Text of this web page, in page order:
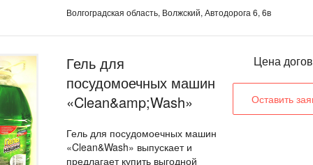
Волгоградская область, Волжский, Автодорога 6, 6в
Гель для
посудомоечных машин
«Clean&amp;Wash»
Гель для посудомоечных машин
«Clean&Wash» выпускает и
предлагает купить выгодной
Цена
Оставить